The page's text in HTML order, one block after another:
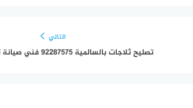
التالي
تصليح ثلاجات بالسالمية 92287575 فني صيانة ثلاجات وفريزرات